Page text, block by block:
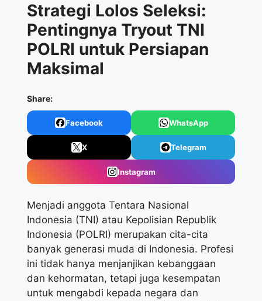
Strategi Lolos Seleksi:
Pentingnya Tryout TNI
POLRI untuk Persiapan
Maksimal
Share:
Facebook WhatsApp
X Telegram
Instagram
Menjadi anggota Tentara Nasional
Indonesia (TNI) atau Kepolisian Republik
Indonesia (POLRI) merupakan cita-cita
banyak generasi muda di Indonesia. Profesi
ini tidak hanya menjanjikan kebanggaan
dan kehormatan, tetapi juga kesempatan
untuk mengabdi kepada negara dan